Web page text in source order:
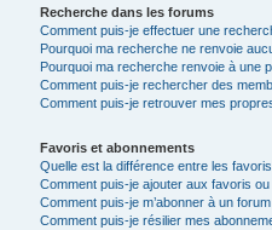
Recherche dans les forums
Comment puis-je effectuer une
Pourquoi ma recherche ne renvoie
Pourquoi ma recherche renvoie à une
Comment puis-je rechercher des
Comment puis-je retrouver mes
Favoris et abonnements
Quelle est la différence entre les
Comment puis-je ajouter aux favoris
Comment puis-je m’abonner à un
Comment puis-je résilier mes